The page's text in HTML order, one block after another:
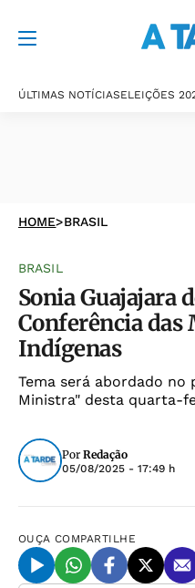
ÚLTIMAS NOTÍCIASELEIÇÕES
HOME>BRASIL
BRASIL
Sonia Guajajara
Conferência das
Indígenas
Tema será abordado no
Ministra" desta quarta-
Por Redação
05/08/2025 - 17:49 h
OUÇA COMPARTILHE